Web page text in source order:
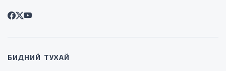
БИДНИЙ ТУХАЙ